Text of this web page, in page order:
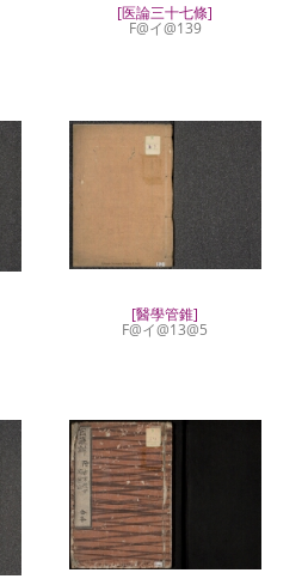
[医論三十七條]
F@イ@139
[醫學管錐]
F@イ@13@5